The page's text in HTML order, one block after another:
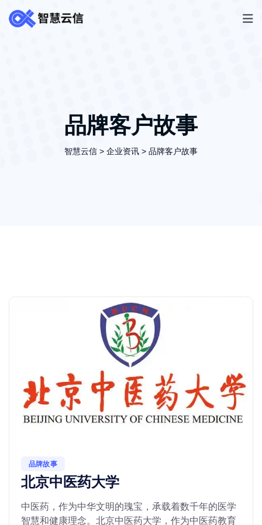
品牌客户故事
智慧云信 > 企业资讯 > 品牌客户故事
品牌故事
北京中医药大学
中医药，作为中华文明的瑰宝，承载着数千年的医学
智慧和健康理念。北京中医药大学，作为中医药教育